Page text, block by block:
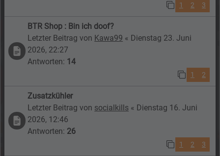
1 2 3
BTR Shop : Bin ich doof?
Letzter Beitrag von Kawa99 « Dienstag 23. Juni
2026, 22:27
Antworten: 14
1 2
Zusatzkühler
Letzter Beitrag von socialkills « Dienstag 16. Juni
2026, 12:46
Antworten: 26
1 2 3